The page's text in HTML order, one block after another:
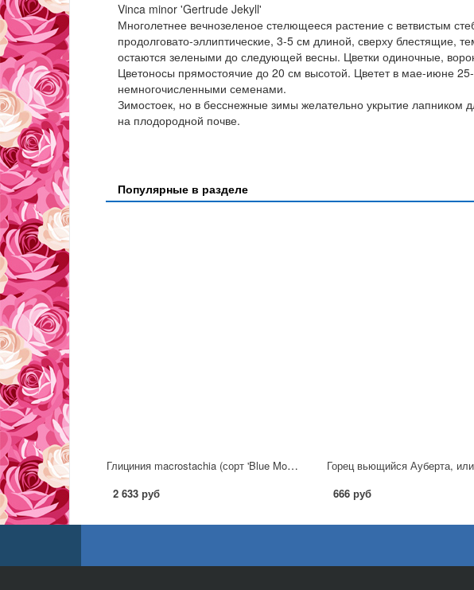
Vinca minor 'Gertrude Jekyll'
Многолетнее вечнозеленое стелющееся растение с ветвистым
продолговато-эллиптические, 3-5 см длиной, сверху блестящие,
остаются зелеными до следующей весны. Цветки одиночные,
Цветоносы прямостоячие до 20 см высотой. Цветет в мае-июне
немногочисленными семенами.
Зимостоек, но в бесснежные зимы желательно укрытие лапником
на плодородной почве.
Популярные в разделе
Глициния macrostachia (сорт 'Blue Moon')
2 633 руб 666 руб